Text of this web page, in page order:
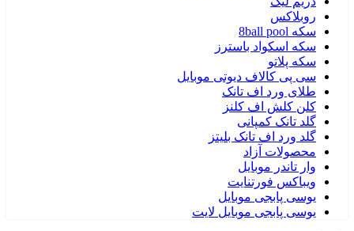
روبلاکس
سکه 8ball pool
سکه اسکواد باسترز
سکه پلاتو
سی پی کالاف دیوتی موبایل
طلای ورد اف تانک
کلن کلش اف کلنز
گلد تانک کمپانی
گلد ورد اف تانک بلیتز
محصولات آزاد
وار تاندر موبایل
ویباکس فورتنایت
یوسی پابجی موبایل
یوسی پابجی موبایل لایت